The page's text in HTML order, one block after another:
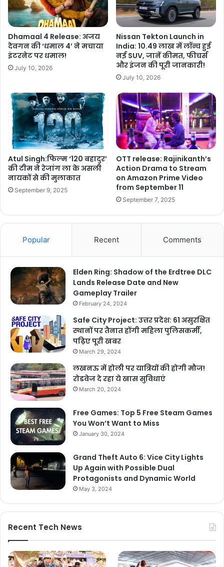
Dhamaal 4 Release: अजय
देवगन की ‘धमाल 4’ ने मचाया
इंटरनेट पर धमाल!
July 10, 2026
Nissan Tekton Launch in
India: 10.49 लाख में लॉन्च हुई
नई SUV, जानें कीमत, फीचर्स
और इंजन की पूरी जानकारी!
July 10, 2026
Atul Singh:फिल्म ‘120 बहादुर’
की टीम ने रेजांग ला के असली
नायकों से की मुलाकात
September 9, 2025
OTT release: Rajinikanth’s
Action Drama to Stream
on Amazon Prime Video
from September 11
September 7, 2025
Popular Recent Comments
Elden Ring: Shadow of the Erdtree DLC
Lands Release Date and New
Gameplay Trailer
February 24, 2024
Safe City Project: उत्तर प्रदेश: 61 असुरक्षित
स्थानों पर तैनात होंगी महिला पुलिसकर्मी,
पढ़िए पूरी खबर
March 29, 2024
लखनऊ में होली पर यात्रियों की होगी मौज!
रोडवेज दे रहा ये खास सुविधाएं
March 20, 2024
Free Games: Top 5 Free Steam Games
You Won’t Want to Miss
January 30, 2024
Grand Theft Auto 6: Vice City Lights
Up Again with Possible Dual
Protagonists and Dynamic World
May 3, 2024
Recent Tech News